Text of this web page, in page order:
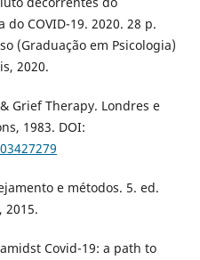
COVID-19. 2020. 28 p.
(Graduação em Psicologia)
2020.
Grief Therapy. Londres e
1983. DOI:
e métodos. 5. ed.
2015.
Covid-19: a path to